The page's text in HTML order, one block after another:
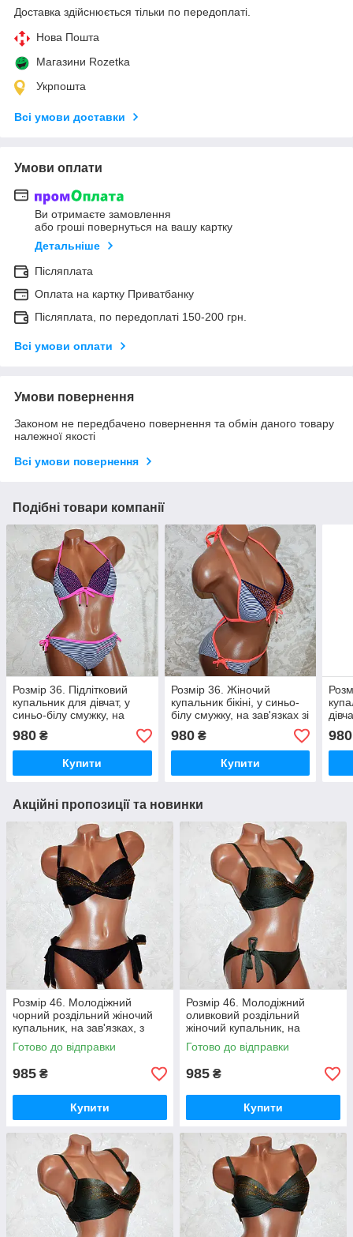
Доставка здійснюється тільки по передоплаті.
Нова Пошта
Магазини Rozetka
Укрпошта
Всі умови доставки
Умови оплати
Ви отримаєте замовлення
або гроші повернуться на вашу картку
Детальніше
Післяплата
Оплата на картку Приватбанку
Післяплата, по передоплаті 150-200 грн.
Всі умови оплати
Умови повернення
Законом не передбачено повернення та обмін даного товару
належної якості
Всі умови повернення
Подібні товари компанії
Розмір 36. Підлітковий
купальник для дівчат, у
синьо-білу смужку, на
зав'язках із рожевими
стразами, з пушапом
980 ₴
Купити
Розмір 36. Жіночий
купальник бікіні, у синьо-
білу смужку, на зав'язках зі
стразами, з пушапом
980₴
Купити
980
Акційні пропозиції та новинки
Розмір 46. Молодіжний
чорний роздільний жіночий
купальник, на зав'язках, з
пуш-ап
Готово до відправки
985 ₴
Купити
Розмір 46. Молодіжний
оливковий роздільний
жіночий купальник, на
зав'язках, з пушапом
Готово до відправки
985 ₴
Купити